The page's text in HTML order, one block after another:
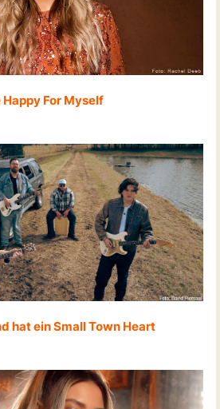
For Myself
hat ein Small Town Heart